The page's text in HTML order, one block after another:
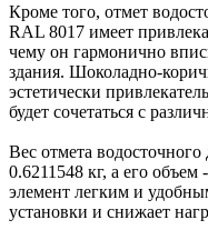
Кроме того, отмет
RAL 8017 имеет
чему он гармонично
здания. Шоколадно-
эстетически
будет сочетаться с
Вес отмета
0.6211548 кг, а его
элемент легким и
установки и снижает